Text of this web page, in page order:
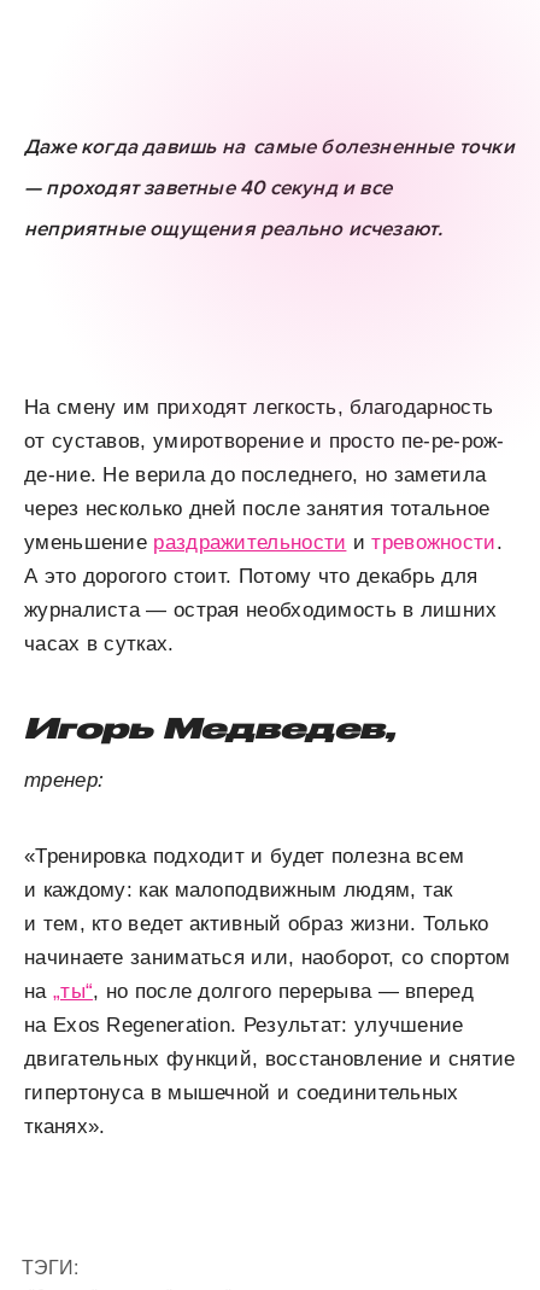
Даже когда давишь на самые болезненные точки
— проходят заветные 40 секунд и все
неприятные ощущения реально исчезают.
На смену им приходят легкость, благодарность
от суставов, умиротворение и просто пе-ре-рож-
де-ние. Не верила до последнего, но заметила
через несколько дней после занятия тотальное
уменьшение раздражительности итревожности.
А это дорогого стоит. Потому что декабрь для
журналиста — острая необходимость в лишних
часах в сутках.
Игорь Медведев,
тренер:
«Тренировка подходит и будет полезна всем
и каждому: как малоподвижным людям, так
и тем, кто ведет активный образ жизни. Только
начинаете заниматься или, наоборот, со спортом
на „ты“, но после долгого перерыва — вперед
на Exos Regeneration. Результат: улучшение
двигательных функций, восстановление и снятие
гипертонуса в мышечной и соединительных
тканях».
ТЭГИ: